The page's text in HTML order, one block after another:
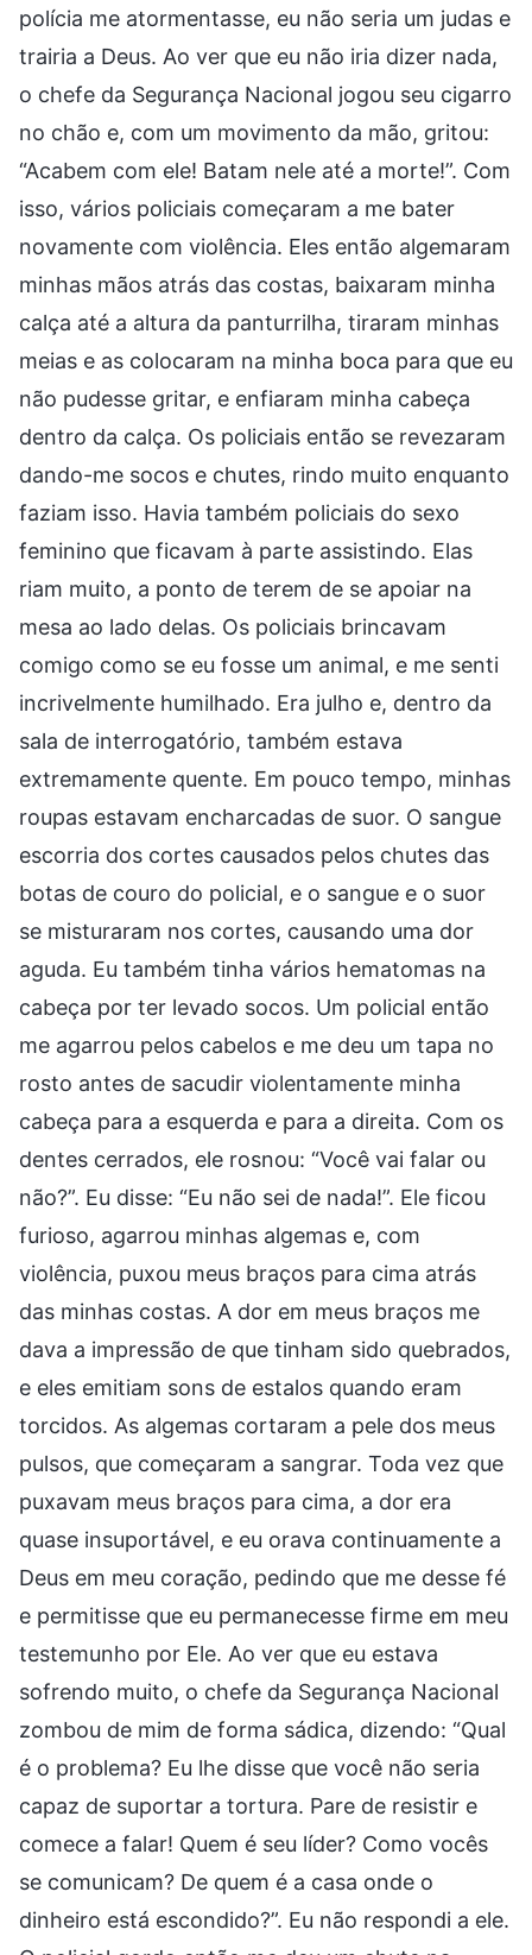
polícia me atormentasse, eu não seria um judas e
trairia a Deus. Ao ver que eu não iria dizer nada,
o chefe da Segurança Nacional jogou seu cigarro
no chão e, com um movimento da mão, gritou:
“Acabem com ele! Batam nele até a morte!”. Com
isso, vários policiais começaram a me bater
novamente com violência. Eles então algemaram
minhas mãos atrás das costas, baixaram minha
calça até a altura da panturrilha, tiraram minhas
meias e as colocaram na minha boca para que eu
não pudesse gritar, e enfiaram minha cabeça
dentro da calça. Os policiais então se revezaram
dando-me socos e chutes, rindo muito enquanto
faziam isso. Havia também policiais do sexo
feminino que ficavam à parte assistindo. Elas
riam muito, a ponto de terem de se apoiar na
mesa ao lado delas. Os policiais brincavam
comigo como se eu fosse um animal, e me senti
incrivelmente humilhado. Era julho e, dentro da
sala de interrogatório, também estava
extremamente quente. Em pouco tempo, minhas
roupas estavam encharcadas de suor. O sangue
escorria dos cortes causados pelos chutes das
botas de couro do policial, e o sangue e o suor
se misturaram nos cortes, causando uma dor
aguda. Eu também tinha vários hematomas na
cabeça por ter levado socos. Um policial então
me agarrou pelos cabelos e me deu um tapa no
rosto antes de sacudir violentamente minha
cabeça para a esquerda e para a direita. Com os
dentes cerrados, ele rosnou: “Você vai falar ou
não?”. Eu disse: “Eu não sei de nada!”. Ele ficou
furioso, agarrou minhas algemas e, com
violência, puxou meus braços para cima atrás
das minhas costas. A dor em meus braços me
dava a impressão de que tinham sido quebrados,
e eles emitiam sons de estalos quando eram
torcidos. As algemas cortaram a pele dos meus
pulsos, que começaram a sangrar. Toda vez que
puxavam meus braços para cima, a dor era
quase insuportável, e eu orava continuamente a
Deus em meu coração, pedindo que me desse fé
e permitisse que eu permanecesse firme em meu
testemunho por Ele. Ao ver que eu estava
sofrendo muito, o chefe da Segurança Nacional
zombou de mim de forma sádica, dizendo: “Qual
é o problema? Eu lhe disse que você não seria
capaz de suportar a tortura. Pare de resistir e
comece a falar! Quem é seu líder? Como vocês
se comunicam? De quem é a casa onde o
dinheiro está escondido?”. Eu não respondi a ele.